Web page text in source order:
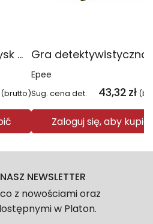
Gra logiczna Przebłysk Geniuszu EP60611
(brutto)
Epee
Sug. cena det. 43,32 zł
Zaloguj się, aby kupić
NEWSLETTER
z nowościami oraz
w Platon.